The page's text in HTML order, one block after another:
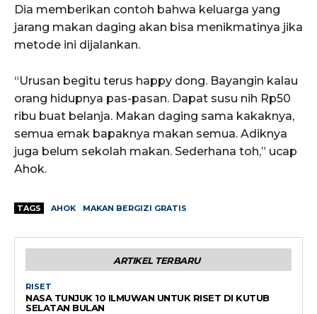
Dia memberikan contoh bahwa keluarga yang
jarang makan daging akan bisa menikmatinya jika
metode ini dijalankan.
“Urusan begitu terus happy dong. Bayangin kalau
orang hidupnya pas-pasan. Dapat susu nih Rp50
ribu buat belanja. Makan daging sama kakaknya,
semua emak bapaknya makan semua. Adiknya
juga belum sekolah makan. Sederhana toh,” ucap
Ahok.
TAGS AHOK MAKAN BERGIZI GRATIS
ARTIKEL TERBARU
RISET
NASA TUNJUK 10 ILMUWAN UNTUK RISET DI KUTUB
SELATAN BULAN